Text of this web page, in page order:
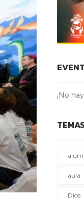
¡No
TEMAS
aula
Dios